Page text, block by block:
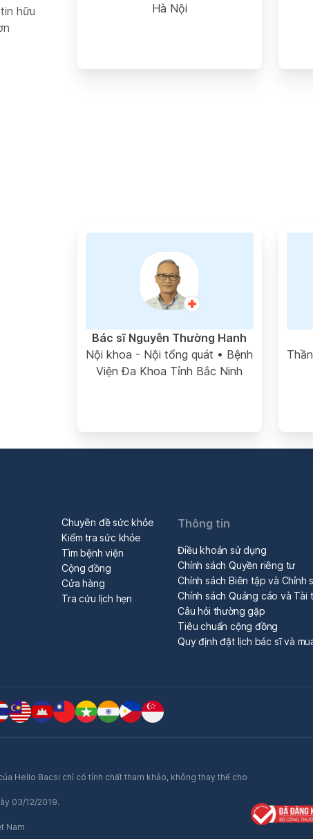
hữu
Hà Nội
Bác sĩ Nguyễn Thường Hanh
Nội khoa - Nội tổng quát • Bệnh
Viện Đa Khoa Tỉnh Bắc Ninh
Chuyên đề sức khỏe
Kiểm tra sức khỏe
Tìm bệnh viện
Cộng đồng
Cửa hàng
Tra cứu lịch hẹn
Thông tin
Điều khoản sử dụng
Chính sách Quyền riêng tư
Chính sách Biên tập và Chỉnh
Chính sách Quảng cáo và Tài
Câu hỏi thường gặp
Tiêu chuẩn cộng đồng
Quy định đặt lịch bác sĩ và
Hello Bacsi chỉ có tính chất tham khảo, không thay thế cho
03/12/2019.
Nam